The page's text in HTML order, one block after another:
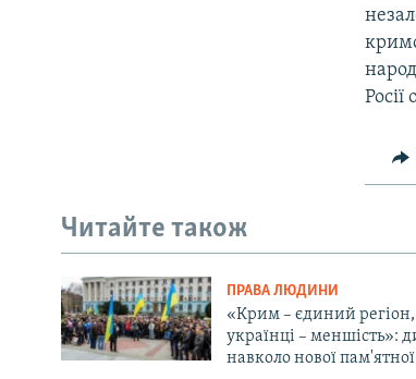
Росії
Читайте також
ПРАВА ЛЮДИНИ
«Крим – єдиний регіон,
українці – меншість»:
навколо нової